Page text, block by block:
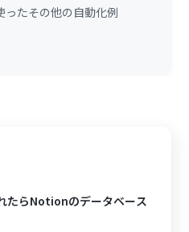
たその他の自動化例
たらNotionのデータベース